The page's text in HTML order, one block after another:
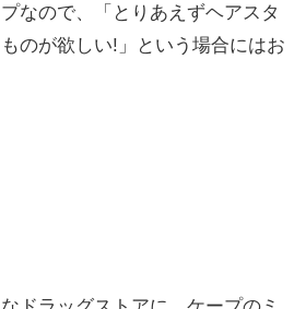
なので、「とりあえずヘアスタ
のが欲しい!」という場合にはお